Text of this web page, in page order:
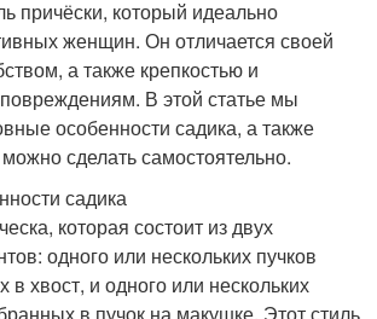
причёски, который идеально
женщин. Он отличается своей
а также крепкостью и
В этой статье мы
особенности садика, а также
сделать самостоятельно.
садика
которая состоит из двух
одного или нескольких пучков
в хвост, и одного или нескольких